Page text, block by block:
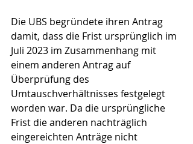
Die UBS begründete ihren Antrag
damit, dass die Frist ursprünglich im
Juli 2023 im Zusammenhang mit
einem anderen Antrag auf
Überprüfung des
Umtauschverhältnisses festgelegt
worden war. Da die ursprüngliche
Frist die anderen nachträglich
eingereichten Anträge nicht